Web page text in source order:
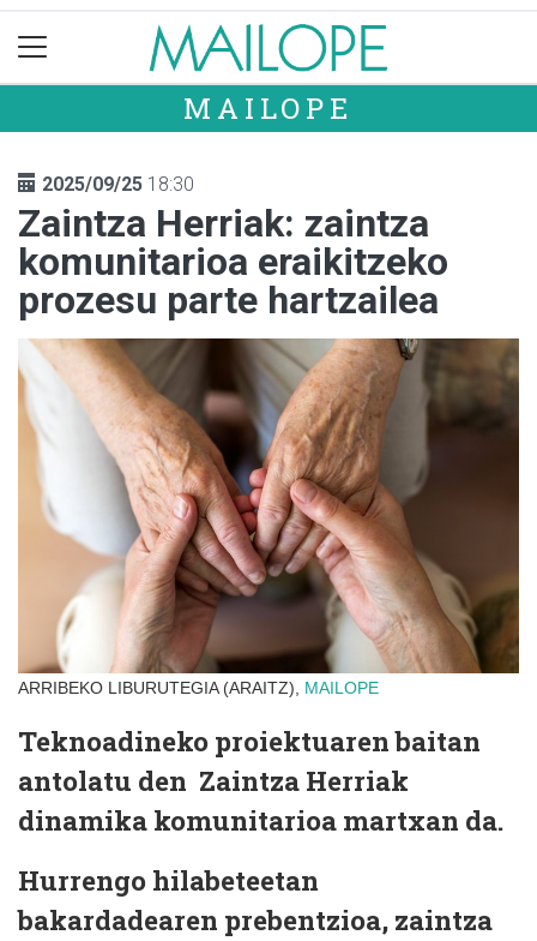
MAILOPE
2025/09/25 18:30
Zaintza Herriak: zaintza
komunitarioa eraikitzeko
prozesu parte hartzailea
ARRIBEKO LIBURUTEGIA (ARAITZ), MAILOPE
Teknoadineko proiektuaren baitan
antolatu den Zaintza Herriak
dinamika komunitarioa martxan da.
Hurrengo hilabeteetan
bakardadearen prebentzioa, zaintza